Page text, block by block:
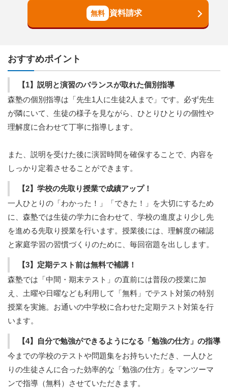
資料請求
おすすめポイント
【1】説明と演習のバランスが取れた個別指導
森塾の個別指導は「先生1人に生徒2人まで」です。必ず先生
が隣にいて、生徒の様子を見ながら、ひとりひとりの個性や
理解度に合わせて丁寧に指導します。
また、説明を受けた後に演習時間を確保することで、内容を
しっかり定着させることができます。
【2】学校の先取り授業で成績アップ！
一人ひとりの「わかった！」「できた！」を大切にするため
に、森塾では生徒の学力に合わせて、学校の進度より少し先
を進める先取り授業を行います。授業後には、理解度の確認
と家庭学習の習慣づくりのために、毎回宿題を出しします。
【3】定期テスト前は無料で補講！
森塾では「中間・期末テスト」の直前には普段の授業に加
え、土曜や日曜なども利用して「無料」でテスト対策の特別
授業を実施。お通いの中学校に合わせた定期テスト対策を行
います。
【4】自分で勉強ができるようになる「勉強の仕方」の指導
今までの学校のテストや問題集をお持ちいただき、一人ひと
りの生徒さんに合った効率的な「勉強の仕方」をマンツーマ
ンで指導（無料）させていただきます。